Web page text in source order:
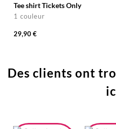
Tee shirt Tickets Only
1 couleur
29,90 €
Des clients ont